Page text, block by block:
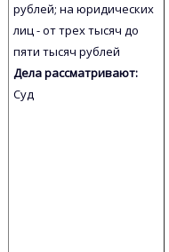
рублей; на юридических
лиц - от трех тысяч до
пяти тысяч рублей
Дела рассматривают:
Суд